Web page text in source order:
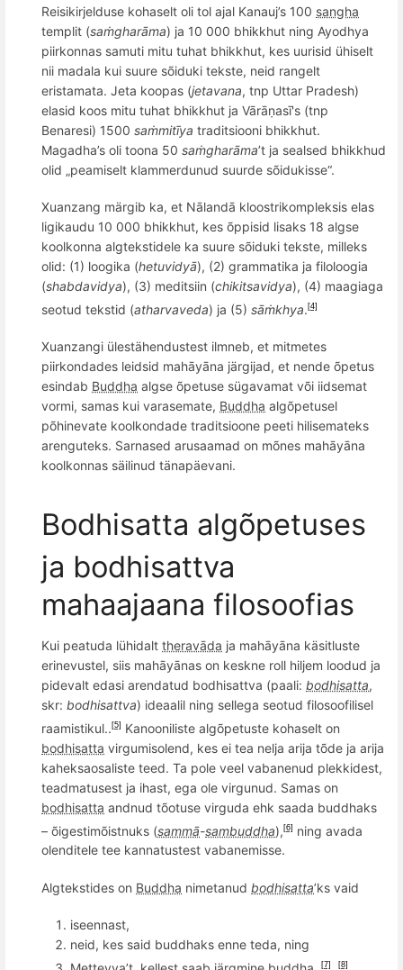
Reisikirjelduse kohaselt oli tol ajal Kanauj’s 100 sangha
templit (saṁgharāma) ja 10 000 bhikkhut ning Ayodhya
piirkonnas samuti mitu tuhat bhikkhut, kes uurisid ühiselt
nii madala kui suure sõiduki tekste, neid rangelt
eristamata. Jeta koopas (jetavana, tnp Uttar Pradesh)
elasid koos mitu tuhat bhikkhut ja Vārāṇasī's (tnp
Benaresi) 1500 saṁmitīya traditsiooni bhikkhut.
Magadha’s oli toona 50 saṁgharāma’t ja sealsed bhikkhud
olid „peamiselt klammerdunud suurde sõidukisse“.
Xuanzang märgib ka, et Nālandā kloostrikompleksis elas
ligikaudu 10 000 bhikkhut, kes õppisid lisaks 18 algse
koolkonna algtekstidele ka suure sõiduki tekste, milleks
olid: (1) loogika (hetuvidyā), (2) grammatika ja filoloogia
(shabdavidya), (3) meditsiin (chikitsavidya), (4) maagiaga
seotud tekstid (atharvaveda) ja (5) sāṁkhya. [4]
Xuanzangi ülestähendustest ilmneb, et mitmetes
piirkondades leidsid mahāyāna järgijad, et nende õpetus
esindab Buddha algse õpetuse sügavamat või iidsemat
vormi, samas kui varasemate, Buddha algõpetusel
põhinevate koolkondade traditsioone peeti hilisemateks
arenguteks. Sarnased arusaamad on mõnes mahāyāna
koolkonnas säilinud tänapäevani.
Bodhisatta algõpetuses
ja bodhisattva
mahaajaana filosoofias
Kui peatuda lühidalt theravāda ja mahāyāna käsitluste
erinevustel, siis mahāyānas on keskne roll hiljem loodud ja
pidevalt edasi arendatud bodhisattva (paali: bodhisatta,
skr: bodhisattva) ideaalil ning sellega seotud filosoofilisel
raamistikul.. [5]
Kanooniliste algõpetuste kohaselt on
bodhisatta virgumisolend, kes ei tea nelja arija tõde ja arija
kaheksaosaliste teed. Ta pole veel vabanenud plekkidest,
teadmatusest ja ihast, ega ole virgunud. Samas on
bodhisatta andnud tõotuse virguda ehk saada buddhaks
– õigestimõistnuks (sammā-sambuddha), [6]
ning avada
olenditele tee kannatustest vabanemisse.
Algtekstides on Buddha nimetanud bodhisatta’ks vaid
iseennast,
neid, kes said buddhaks enne teda, ning
[7] [8]